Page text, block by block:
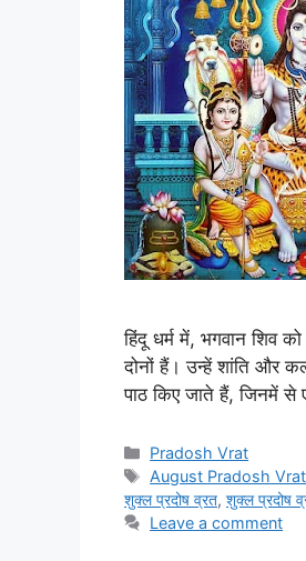
हिंदू धर्म में, भगवान शिव
दोनों हैं। उन्हें शांति और
पाठ किए जाते हैं, जिनमें से
Categories
Pradosh Vrat
Tags
August Pradosh
शुक्ल प्रदोष व्रत, शुक्ल प्रदोष
Leave a comment